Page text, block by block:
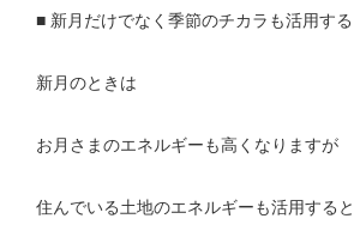
■ 新月だけでなく季節のチカラも活用する
新月のときは
お月さまのエネルギーも高くなりますが
住んでいる土地のエネルギーも活用すると